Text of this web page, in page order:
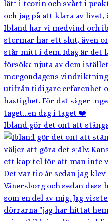
Ibland gör det ont att